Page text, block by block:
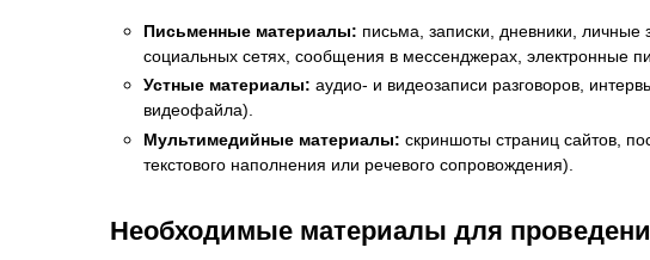
Письменные материалы: письма, записки, дневники,
социальных сетях, сообщения в мессенджерах, электронные
Устные материалы: аудио- и видеозаписи разговоров,
видеофайла).
Мультимедийные материалы: скриншоты страниц сайтов,
текстового наполнения или речевого сопровождения).
Необходимые материалы для